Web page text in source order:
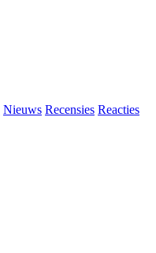
Nieuws Recensies Reacties